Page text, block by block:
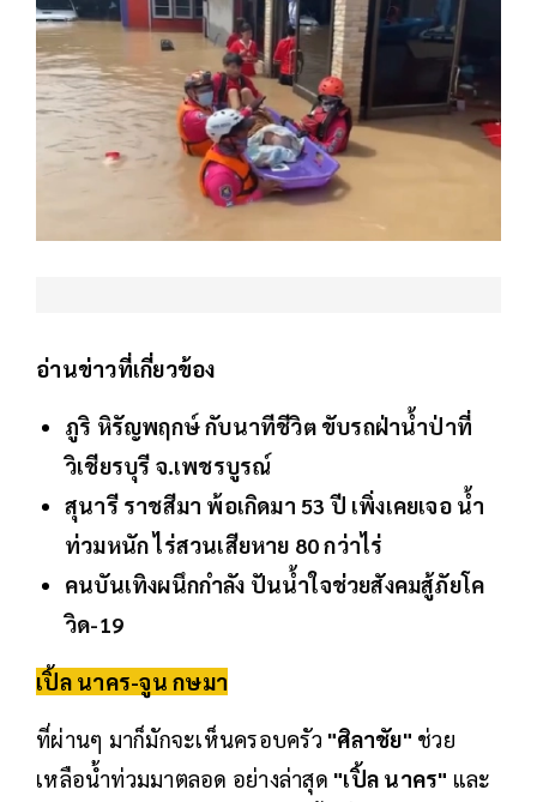
อ่านข่าวที่เกี่ยวข้อง
ภูริ หิรัญพฤกษ์ กับนาทีชีวิต ขับรถฝ่าน้ำป่าที่
วิเชียรบุรี จ.เพชรบูรณ์
สุนารี ราชสีมา พ้อเกิดมา 53 ปี เพิ่งเคยเจอ น้ำ
ท่วมหนัก ไร่สวนเสียหาย 80 กว่าไร่
คนบันเทิงผนึกกำลัง ปันน้ำใจช่วยสังคมสู้ภัยโค
วิด-19
เปิ้ล นาคร-จูน กษมา
ที่ผ่านๆ มาก็มักจะเห็นครอบครัว "ศิลาชัย" ช่วย
เหลือน้ำท่วมมาตลอด อย่างล่าสุด "เปิ้ล นาคร" และ